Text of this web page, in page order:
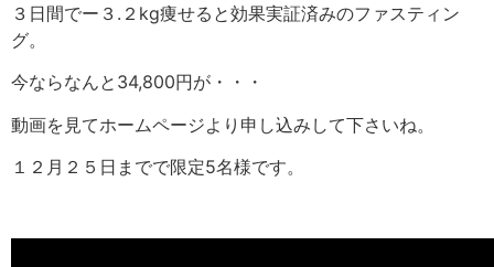
３日間でー３.２kg痩せると効果実証済みのファスティン
グ。
今ならなんと34,800円が・・・
動画を見てホームページより申し込みして下さいね。
１２月２５日までで限定5名様です。